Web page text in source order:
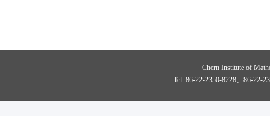
Chern Institute of
Tel: 86-22-2350-8228、86-22-